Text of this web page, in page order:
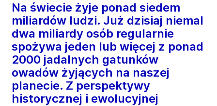
Na świecie żyje ponad siedem
miliardów ludzi. Już dzisiaj niemal
dwa miliardy osób regularnie
spożywa jeden lub więcej z ponad
2000 jadalnych gatunków
owadów żyjących na naszej
planecie. Z perspektywy
historycznej i ewolucyjnej